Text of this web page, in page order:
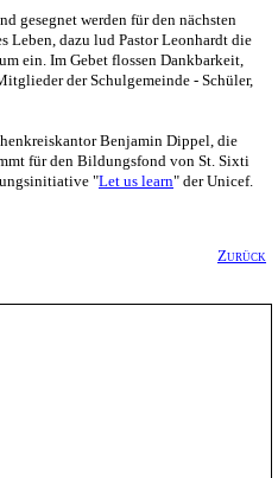
gesegnet werden für den nächsten
Leben, dazu lud Pastor Leonhardt die
ein. Im Gebet flossen Dankbarkeit,
der Schulgemeinde - Schüler,
Benjamin Dippel, die
für den Bildungsfond von St. Sixti
"Let us learn" der Unicef.
Zurück